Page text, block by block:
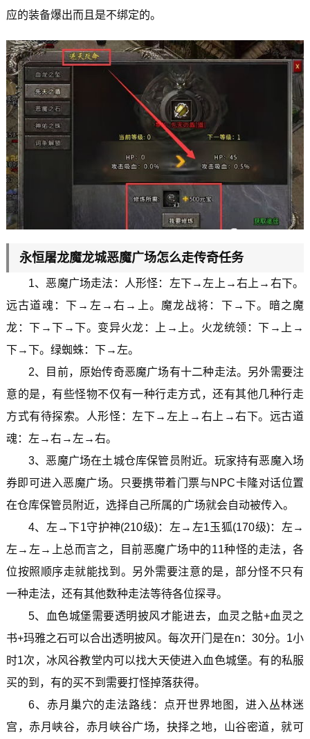
应的装备爆出而且是不绑定的。
永恒屠龙魔龙城恶魔广场怎么走传奇任务
1、恶魔广场走法：人形怪：左下→左上→右上→右下。
远古道魂：下→左→右→上。魔龙战将：下→下。暗之魔
龙：下→下→下。变异火龙：上→上。火龙统领：下→上→
下→下。绿蜘蛛：下→左。
2、目前，原始传奇恶魔广场有十二种走法。另外需要注
意的是，有些怪物不仅有一种行走方式，还有其他几种行走
方式有待探索。人形怪：左下→左上→右上→右下。远古道
魂：左→右→左→右。
3、恶魔广场在土城仓库保管员附近。玩家持有恶魔入场
券即可进入恶魔广场。只要携带着门票与NPC卡隆对话位置
在仓库保管员附近，选择自己所属的广场就会自动被传入。
4、左→下1守护神(210级)：左→左1玉狐(170级)：左→
左→左→上总而言之，目前恶魔广场中的11种怪的走法，各
位按照顺序走就能找到。另外需要注意的是，部分怪不只有
一种走法，还有其他数种走法等待各位探寻。
5、血色城堡需要透明披风才能进去，血灵之骷+血灵之
书+玛雅之石可以合出透明披风。每次开门是在n：30分。1小
时1次，冰风谷教堂内可以找大天使进入血色城堡。有的私服
买的到，有的买不到需要打怪掉落获得。
6、赤月巢穴的走法路线：点开世界地图，进入丛林迷
宫，赤月峡谷，赤月峡谷广场，抉择之地，山谷密道，就可